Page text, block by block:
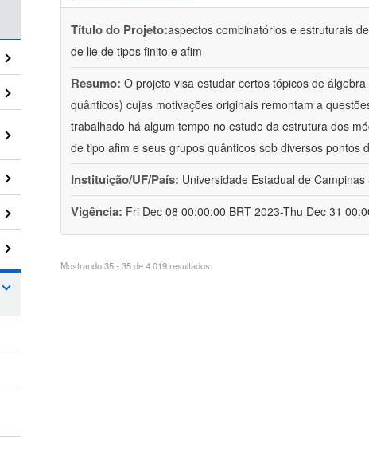
Título do Projeto:aspectos combinatórios e estruturais
de lie de tipos finito e afim
Resumo: O projeto visa estudar certos tópicos de
quânticos) cujas motivações originais remontam a
trabalhado há algum tempo no estudo da estrutura dos
de tipo afim e seus grupos quânticos sob diversos pontos
Instituição/UF/País: Universidade Estadual de Campinas
Vigência: Fri Dec 08 00:00:00 BRT 2023-Thu Dec 31
Mostrando 35 - 35 de 4.019 resultados.